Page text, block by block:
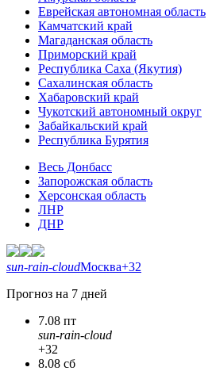
Еврейская автономная область
Камчатский край
Магаданская область
Приморский край
Республика Саха (Якутия)
Сахалинская область
Хабаровский край
Чукотский автономный округ
Забайкальский край
Республика Бурятия
Весь Донбасс
Запорожская область
Херсонская область
ЛНР
ДНР
sun-rain-cloudМосква+32
Прогноз на 7 дней
7.08 пт
sun-rain-cloud
+32
8.08 сб